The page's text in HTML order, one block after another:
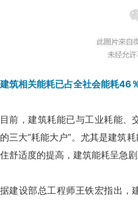
建筑相关能耗已占全社会能耗46
目前，建筑耗能已与工业耗能、
的三大“耗能大户”。尤其是建筑
住舒适度的提高，建筑能耗呈急剧
据建设部总工程师王铁宏指出，